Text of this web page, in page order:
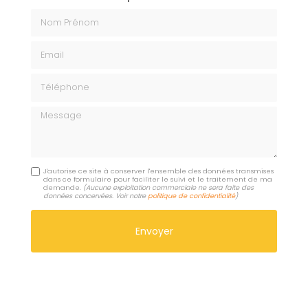
Message
J'autorise ce site à conserver l'ensemble des données transmises
dans ce formulaire pour faciliter le suivi et le traitement de ma
demande. (Aucune exploitation commerciale ne sera faite des
données concervées. Voir notre politique de confidentialité)